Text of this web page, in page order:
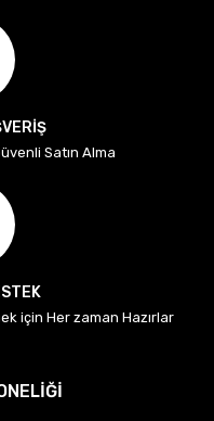
Satın Alma
için Her zaman Hazırlar